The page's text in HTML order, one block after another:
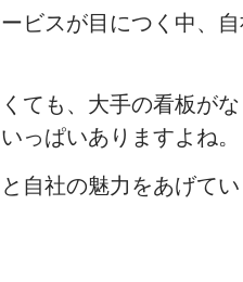
ビスが目につく中、
ても、大手の看板が
っぱいありますよね。
自社の魅力をあげて